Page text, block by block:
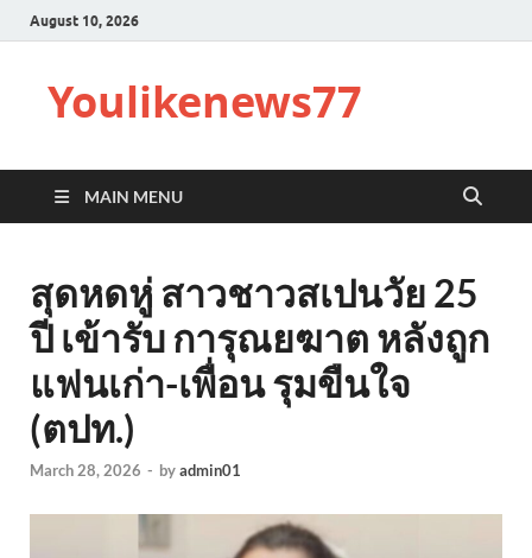
August 10, 2026
Youlikenews77
MAIN MENU
สุดหดหู่ สาวชาวสเปนวัย 25
ปี เข้ารับ การุณยฆาต หลังถูก
แฟนเก่า-เพื่อน รุมขืนใจ
(ตปท.)
March 28, 2026 - byadmin01